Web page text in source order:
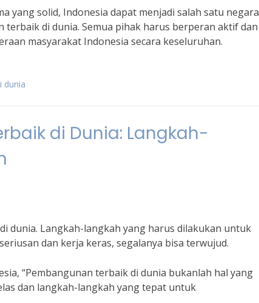
yang solid, Indonesia dapat menjadi salah satu negara
di dunia. Semua pihak harus berperan aktif dan
masyarakat Indonesia secara keseluruhan.
dunia
di Dunia: Langkah-
dunia. Langkah-langkah yang harus dilakukan untuk
dan kerja keras, segalanya bisa terwujud.
“Pembangunan terbaik di dunia bukanlah hal yang
dan langkah-langkah yang tepat untuk